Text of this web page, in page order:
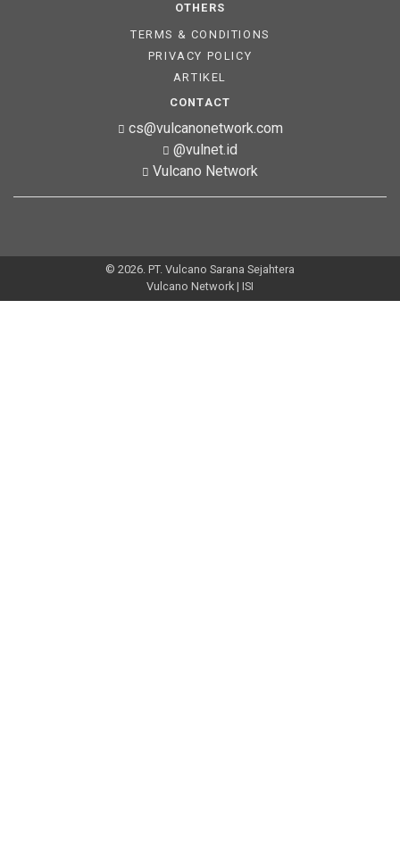
OTHERS
TERMS & CONDITIONS
PRIVACY POLICY
ARTIKEL
CONTACT
cs@vulcanonetwork.com
@vulnet.id
Vulcano Network
© 2026. PT. Vulcano Sarana Sejahtera
Vulcano Network | ISI